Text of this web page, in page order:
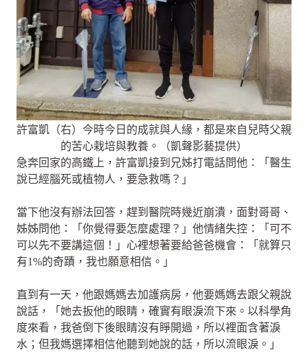
許富凱（右）今時今日的成就與人緣，都是來自兒時父親
的苦心栽培與教養。（凱聲影藝提供）
急奔回家的高鐵上，許富凱接到兄姊打電話問他：「醫生
說已經腦死或植物人，要急救嗎？」
當下他沒有辦法回答，趕到醫院時幾近崩潰，面對哥哥、
姊姊問他：「你覺得要怎麼處理？」他情緒失控：「可不
可以先不要講這個！」心裡想著要給爸爸機會：「就算只
有1%的奇蹟，我也願意相信。」
直到有一天，他跟媽媽去加護病房，他要媽媽去跟父親說
說話，「她去扳他的眼睛，確實有眼淚流下來。以科學角
度來看，我爸倒下後眼睛沒有睜開過，所以裡面含著淚
水；但我媽選擇相信他聽到她說的話，所以流眼淚。」